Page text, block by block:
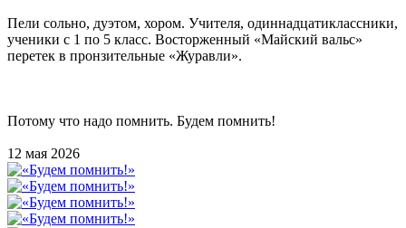
Пели сольно, дуэтом, хором. Учителя, одиннадцатиклассники,
ученики с 1 по 5 класс. Восторженный «Майский вальс»
перетек в пронзительные «Журавли».
Потому что надо помнить. Будем помнить!
12 мая 2026